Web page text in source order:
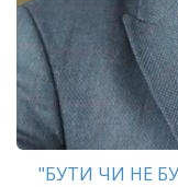
"БУТИ ЧИ НЕ